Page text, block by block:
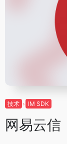
技术 IM SDK
网易云信